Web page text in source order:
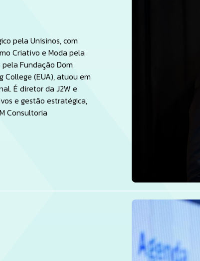
pela Unisinos, com
Criativo e Moda pela
Fundação Dom
(EUA), atuou em
É diretor da J2W e
e gestão estratégica,
Consultoria